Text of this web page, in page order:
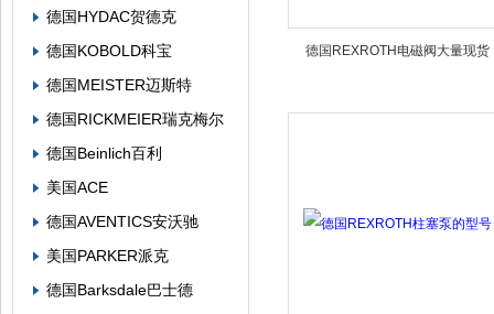
德国HYDAC贺德克
德国KOBOLD科宝
德国MEISTER迈斯特
德国RICKMEIER瑞克梅尔
德国Beinlich百利
美国ACE
德国AVENTICS安沃驰
美国PARKER派克
德国Barksdale巴士德
德国REXROTH电磁阀大量现货